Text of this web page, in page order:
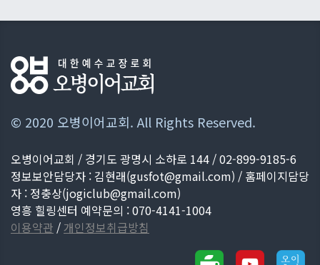
© 2020 오병이어교회. All Rights Reserved.
오병이어교회 / 경기도 광명시 소하로 144 / 02-899-9185-6
정보보안담당자 : 김현래(gusfot@gmail.com) / 홈페이지담당
자 : 정충상(jogiclub@gmail.com)
영흥 힐링센터 예약문의 : 070-4141-1004
이용약관 /개인정보취급방침